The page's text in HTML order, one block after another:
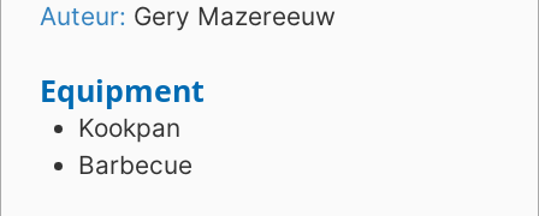
Auteur: Gery Mazereeuw
Equipment
Kookpan
Barbecue